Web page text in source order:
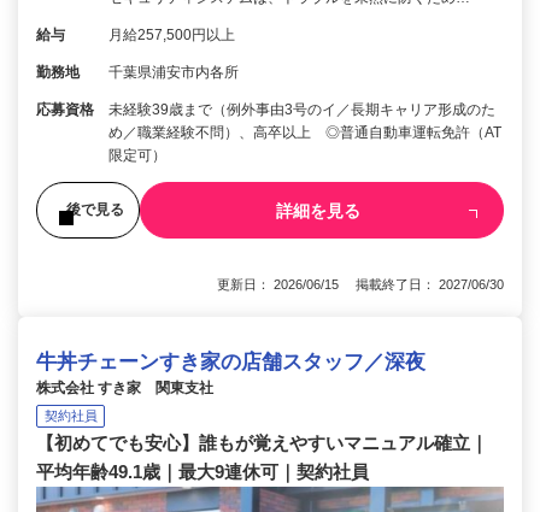
給与 月給257,500円以上
勤務地 千葉県浦安市内各所
応募資格
未経験39歳まで（例外事由3号のイ／長期キャリア形成のた
め／職業経験不問）、高卒以上 ◎普通自動車運転免許（AT
限定可）
後で見る 詳細を見る
更新日： 2026/06/15 掲載終了日： 2027/06/30
牛丼チェーンすき家の店舗スタッフ／深夜
株式会社 すき家 関東支社
契約社員
【初めてでも安心】誰もが覚えやすいマニュアル確立｜
平均年齢49.1歳｜最大9連休可｜契約社員